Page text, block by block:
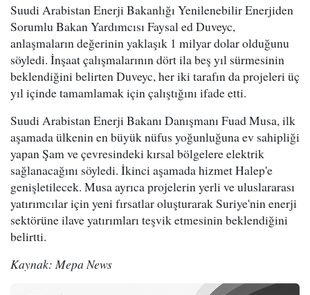
Suudi Arabistan Enerji Bakanlığı Yenilenebilir Enerjiden
Sorumlu Bakan Yardımcısı Faysal ed Duveyc,
anlaşmaların değerinin yaklaşık 1 milyar dolar olduğunu
söyledi. İnşaat çalışmalarının dört ila beş yıl sürmesinin
beklendiğini belirten Duveyc, her iki tarafın da projeleri üç
yıl içinde tamamlamak için çalıştığını ifade etti.
Suudi Arabistan Enerji Bakanı Danışmanı Fuad Musa, ilk
aşamada ülkenin en büyük nüfus yoğunluğuna ev sahipliği
yapan Şam ve çevresindeki kırsal bölgelere elektrik
sağlanacağını söyledi. İkinci aşamada hizmet Halep'e
genişletilecek. Musa ayrıca projelerin yerli ve uluslararası
yatırımcılar için yeni fırsatlar oluşturarak Suriye'nin enerji
sektörüne ilave yatırımları teşvik etmesinin beklendiğini
belirtti.
Kaynak: Mepa News